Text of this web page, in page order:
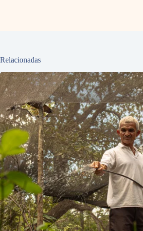
Relacionadas